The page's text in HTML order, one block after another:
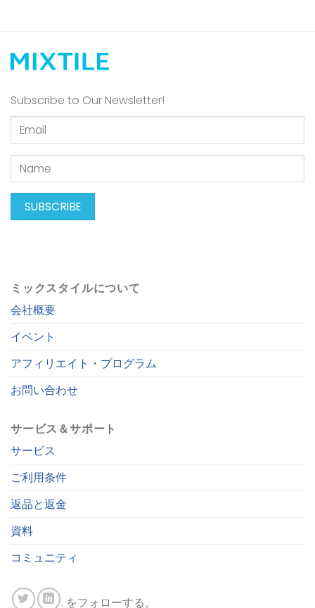
Subscribe to Our Newsletter!
ミックスタイルについて
会社概要
イベント
アフィリエイト・プログラム
お問い合わせ
サービス＆サポート
サービス
ご利用条件
返品と返金
資料
コミュニティ
. をフォローする。